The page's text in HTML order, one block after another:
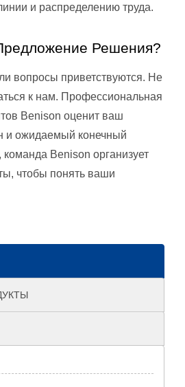
и распределению труда.
Решения?
вопросы приветствуются. Не
к нам. Профессиональная
Benison оценит ваш
и ожидаемый конечный
команда Benison организует
чтобы понять ваши